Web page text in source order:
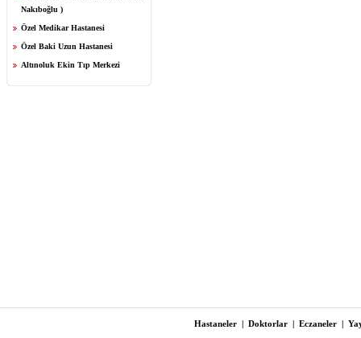
Nakıboğlu )
Özel Medikar Hastanesi
Özel Baki Uzun Hastanesi
Altınoluk Ekin Tıp Merkezi
Hastaneler | Doktorlar | Eczaneler |